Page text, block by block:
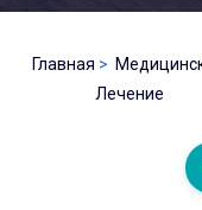
Главная
Лечение